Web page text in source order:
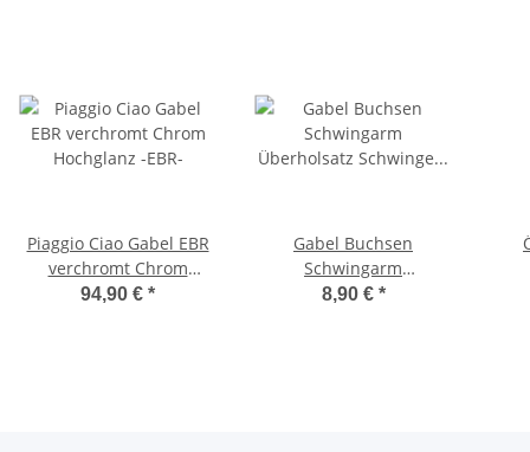
Piaggio Ciao Gabel EBR
verchromt Chrom
Hochglanz -EBR-
94,90 € *
Gabel Buchsen
Schwingarm
Überholsatz Schwinge
8,90 € *